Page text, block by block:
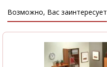
Возможно, Вас заинтересует